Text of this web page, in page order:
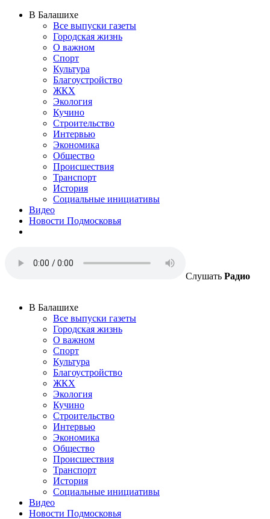
В Балашихе
Все выпуски газеты
Городская жизнь
О важном
Спорт
Культура
Благоустройство
ЖКХ
Экология
Кучино
Строительство
Интервью
Экономика
Общество
Происшествия
Транспорт
История
Социальные инициативы
Видео
Новости Подмосковья
Слушать Радио
В Балашихе
Все выпуски газеты
Городская жизнь
О важном
Спорт
Культура
Благоустройство
ЖКХ
Экология
Кучино
Строительство
Интервью
Экономика
Общество
Происшествия
Транспорт
История
Социальные инициативы
Видео
Новости Подмосковья